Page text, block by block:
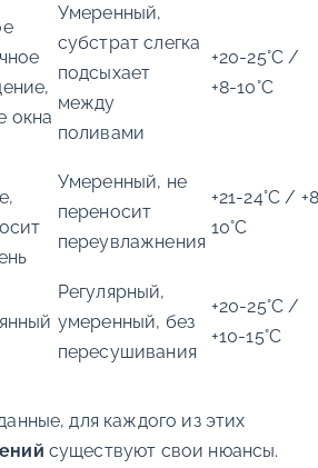
окна
Умеренный,
субстрат слегка
подсыхает
между
поливами
+20-25°C /
+8-10°C
Умеренный, не
переносит
переувлажнения
+21-24°C /
10°C
Регулярный,
умеренный, без
пересушивания
+20-25°C /
+10-15°C
для каждого из этих
существуют свои нюансы.